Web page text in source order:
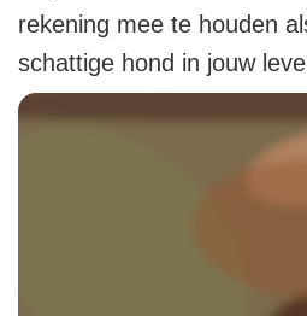
rekening mee te houden
schattige hond in jouw